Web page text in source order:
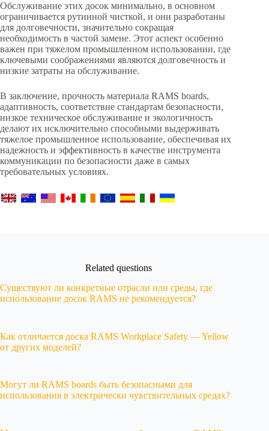
Обслуживание этих досок минимально, в основном
ограничивается рутинной чисткой, и они разработаны
для долговечности, значительно сокращая
необходимость в частой замене. Этот аспект особенно
важен при тяжелом промышленном использовании, где
ключевыми соображениями являются долговечность и
низкие затраты на обслуживание.
В заключение, прочность материала RAMS boards,
адаптивность, соответствие стандартам безопасности,
низкое техническое обслуживание и экологичность
делают их исключительно способными выдерживать
тяжелое промышленное использование, обеспечивая их
надежность и эффективность в качестве инструмента
коммуникации по безопасности даже в самых
требовательных условиях.
Related questions
Существуют ли конкретные отрасли или среды, где
использование досок RAMS не рекомендуется?
Как отличается доска RAMS Workplace Safety — Yellow
от других моделей?
Могут ли RAMS boards быть безопасными для
использования в электрически чувствительных средах?